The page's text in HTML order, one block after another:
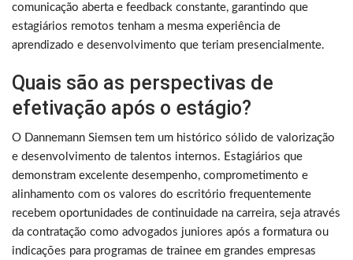
comunicação aberta e feedback constante, garantindo que
estagiários remotos tenham a mesma experiência de
aprendizado e desenvolvimento que teriam presencialmente.
Quais são as perspectivas de
efetivação após o estágio?
O Dannemann Siemsen tem um histórico sólido de valorização
e desenvolvimento de talentos internos. Estagiários que
demonstram excelente desempenho, comprometimento e
alinhamento com os valores do escritório frequentemente
recebem oportunidades de continuidade na carreira, seja através
da contratação como advogados juniores após a formatura ou
indicações para programas de trainee em grandes empresas